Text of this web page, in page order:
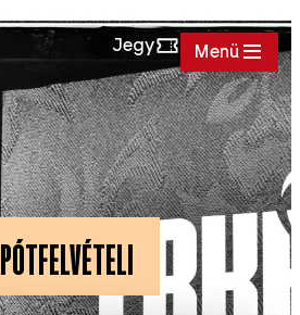
Jegy Menü
PÓTFELVÉTELI